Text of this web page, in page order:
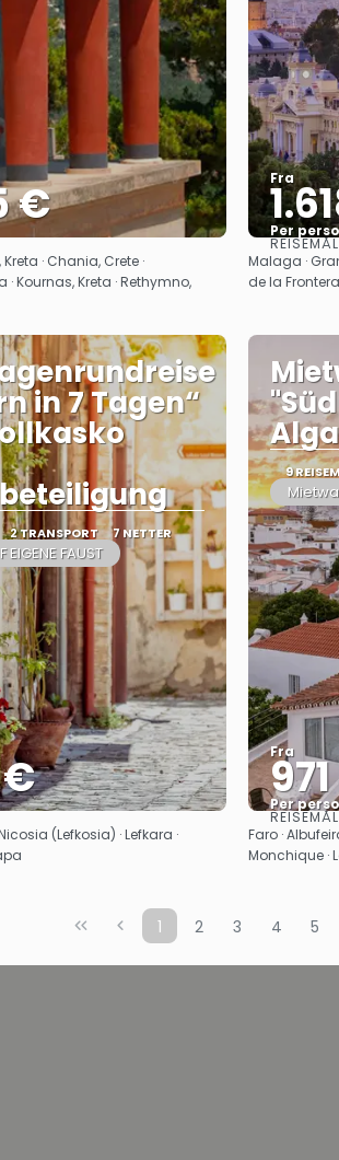
€
Se
· Chania, Crete ·
Kournas, Kreta · Rethymno,
Fra
Per
REISEMÅL
Malaga ·
de la
in 7 Tagen“
2 TRANSPORT 7 NETTER
EIGENE FAUST
€
Se
(Lefkosia) · Lefkara ·
9
Fra
Per
REISEMÅL
Faro ·
Monchique ·
1 2 3 4 5